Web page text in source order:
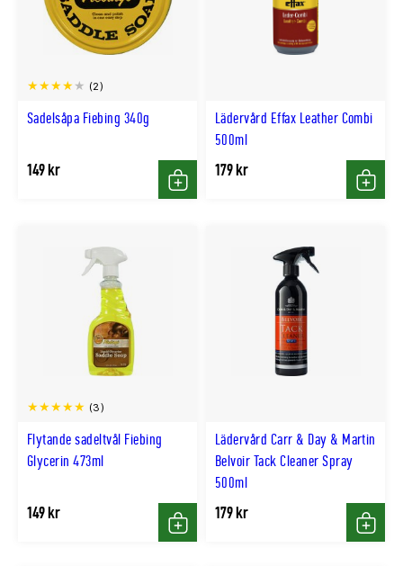
Sadelsåpa Fiebing 340g
(2)
149 kr
Köp
Lädervård Effax Leather Combi
500ml
179 kr
Köp
Flytande sadeltvål Fiebing
Glycerin 473ml
(3)
149 kr
Köp
Lädervård Carr & Day & Martin
Belvoir Tack Cleaner Spray
500ml
179 kr
Köp